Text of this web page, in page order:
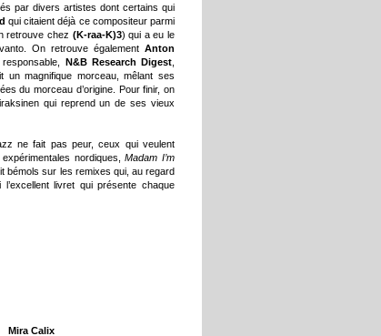
par divers artistes dont certains qui
qui citaient déjà ce compositeur parmi
retrouve chez (K-raa-K)3) qui a eu le
On retrouve également Anton
N&B Research Digest
un magnifique morceau, mêlant ses
du morceau d’origine. Pour finir, on
qui reprend un de ses vieux
ne fait pas peur, ceux qui veulent
nordiques,Madam I’m
bémols sur les remixes qui, au regard
livret qui présente chaque
Mira Calix